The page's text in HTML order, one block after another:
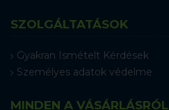
SZOLGÁLTATÁSOK
Gyakran Ismételt Kérdések
Személyes adatok védelme
MINDEN A VÁSÁRLÁSRÓL